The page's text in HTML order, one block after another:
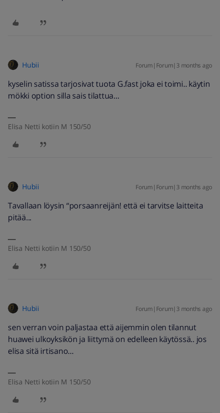
Hubii Forum|Forum|3 months ago
kyselin satissa tarjosivat tuota G.fast joka ei toimi.. käytin
mökki option silla sais tilattua...
Elisa Netti kotiin M 150/50
Hubii Forum|Forum|3 months ago
Tavallaan löysin “porsaanreijän! että ei tarvitse laitteita
pitää...
Elisa Netti kotiin M 150/50
Hubii Forum|Forum|3 months ago
sen verran voin paljastaa että aijemmin olen tilannut
huawei ulkoyksikön ja liittymä on edelleen käytössä.. jos
elisa sitä irtisano...
Elisa Netti kotiin M 150/50